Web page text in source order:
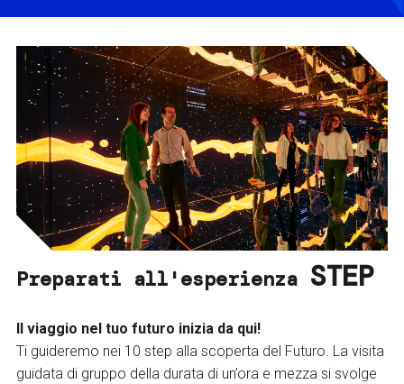
Preparati all'esperienza STEP
Il viaggio nel tuo futuro inizia da qui!
Ti guideremo nei 10 step alla scoperta del Futuro. La visita
guidata di gruppo della durata di un’ora e mezza si svolge